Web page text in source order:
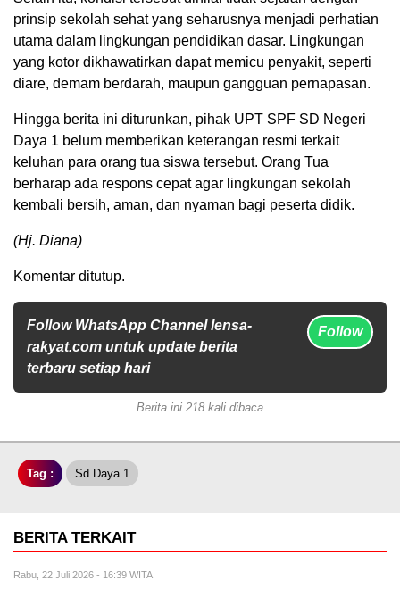
prinsip sekolah sehat yang seharusnya menjadi perhatian
utama dalam lingkungan pendidikan dasar. Lingkungan
yang kotor dikhawatirkan dapat memicu penyakit, seperti
diare, demam berdarah, maupun gangguan pernapasan.
Hingga berita ini diturunkan, pihak UPT SPF SD Negeri
Daya 1 belum memberikan keterangan resmi terkait
keluhan para orang tua siswa tersebut. Orang Tua
berharap ada respons cepat agar lingkungan sekolah
kembali bersih, aman, dan nyaman bagi peserta didik.
(Hj. Diana)
Komentar ditutup.
Follow WhatsApp Channel lensa-
rakyat.com untuk update berita
terbaru setiap hari
Follow
Berita ini 218 kali dibaca
Tag : Sd Daya 1
BERITA TERKAIT
Rabu, 22 Juli 2026 - 16:39 WITA